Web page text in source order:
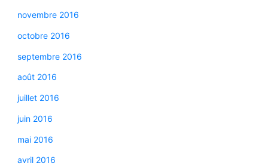
novembre 2016
octobre 2016
septembre 2016
août 2016
juillet 2016
juin 2016
mai 2016
avril 2016